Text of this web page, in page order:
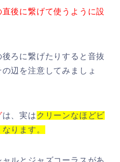
後に繋げて使うように設
ろに繋げたりすると音抜
辺を注意してみましょ
は、実は クリーンなほどビ
ります。
ルとジャズコーラスがあ